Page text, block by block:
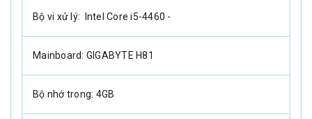
Bộ vi xử lý: Intel Core i5-4460 -
Mainboard: GIGABYTE H81
Bộ nhớ trong: 4GB